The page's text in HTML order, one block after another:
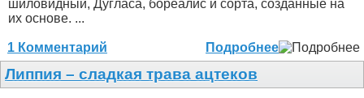
шиловидный, Дугласа, бореалис и сорта, созданные на
их основе. ...
1 Комментарий Подробнее
Липпия – сладкая трава ацтеков